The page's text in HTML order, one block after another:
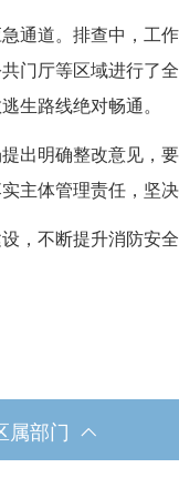
道。排查中，工
门厅等区域进行了
生路线绝对畅通。
明确整改意见，
主体管理责任，坚
不断提升消防安
属部门